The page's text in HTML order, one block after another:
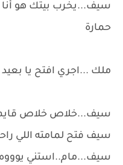
سيف...يخرب بيتك هو أنا
حمارة
ملك ...اجري افتح يا بعيد
سيف...خلاص خلاص
سيف فتح لمامته اللي
سيف...مام..استني